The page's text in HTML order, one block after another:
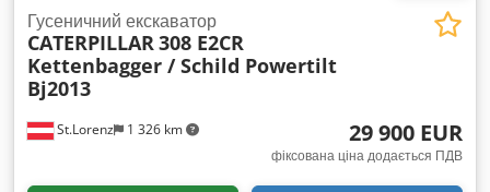
St.Lorenz 1 326 km
Гусеничний екскаватор
CATERPILLAR308 E2CR
Kettenbagger / Schild Powertilt
Bj2013
29 900 EUR
фіксована ціна додається ПДВ